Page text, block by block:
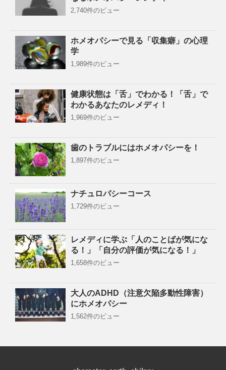
2,740件のビュー
ホメオパシーで見る「収集癖」の心理
学
1,989件のビュー
健康状態は「舌」でわかる！「舌」で
わかるあなたのレメディ！
1,969件のビュー
歯のトラブルにはホメオパシーを！
1,897件のビュー
ナチュロパシーコース
1,729件のビュー
レメディに学ぶ「人のことばが気にな
る！」「自分の評価が気になる！」
1,658件のビュー
大人のADHD（注意欠陥多動性障害）
にホメオパシー
1,562件のビュー